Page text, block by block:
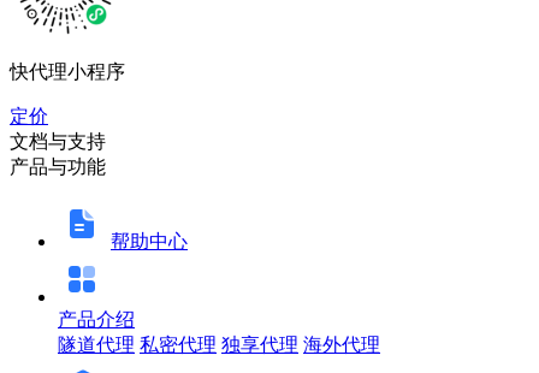
快代理小程序
定价
文档与支持
产品与功能
帮助中心
产品介绍
隧道代理 私密代理 独享代理 海外代理